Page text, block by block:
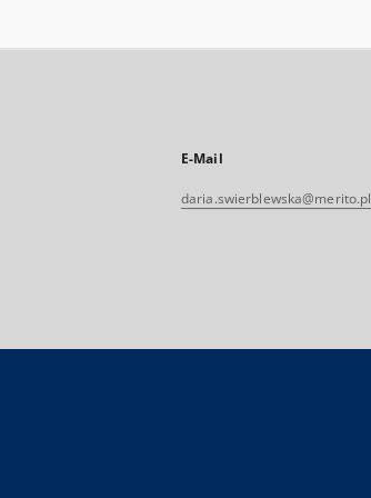
E-Mail
daria.swierblewska@merito.pl